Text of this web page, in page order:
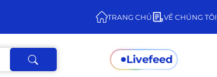
TRANG CHỦ VỀ CHÚNG TÔI
Livefeed